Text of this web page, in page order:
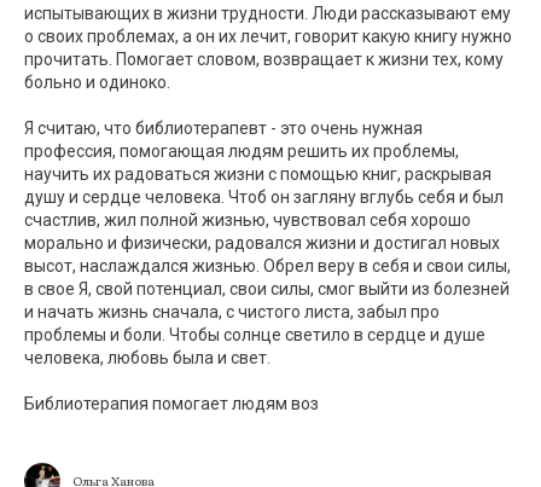
испытывающих в жизни трудности. Люди рассказывают ему
о своих проблемах, а он их лечит, говорит какую книгу нужно
прочитать. Помогает словом, возвращает к жизни тех, кому
больно и одиноко.
Я считаю, что библиотерапевт - это очень нужная
профессия, помогающая людям решить их проблемы,
научить их радоваться жизни с помощью книг, раскрывая
душу и сердце человека. Чтоб он загляну вглубь себя и был
счастлив, жил полной жизнью, чувствовал себя хорошо
морально и физически, радовался жизни и достигал новых
высот, наслаждался жизнью. Обрел веру в себя и свои силы,
в свое Я, свой потенциал, свои силы, смог выйти из болезней
и начать жизнь сначала, с чистого листа, забыл про
проблемы и боли. Чтобы солнце светило в сердце и душе
человека, любовь была и свет.
Библиотерапия помогает людям воз
Ольга Ханова